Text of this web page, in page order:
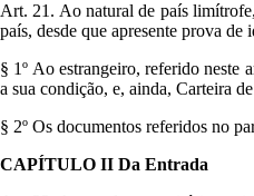
Art. 21. Ao natural de país
país, desde que apresente prova de
§ 1º Ao estrangeiro, referido neste
a sua condição, e, ainda, Carteira
§ 2º Os documentos referidos no
CAPÍTULO II Da Entrada